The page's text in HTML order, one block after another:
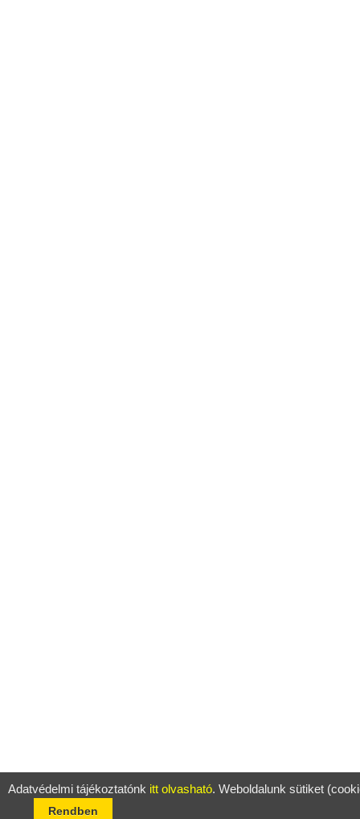
Adatvédelmi tájékoztatónk itt olvasható. Weboldalunk sütiket
Rendben